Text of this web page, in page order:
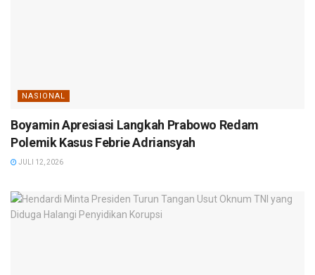
NASIONAL
Boyamin Apresiasi Langkah Prabowo Redam
Polemik Kasus Febrie Adriansyah
JULI 12, 2026